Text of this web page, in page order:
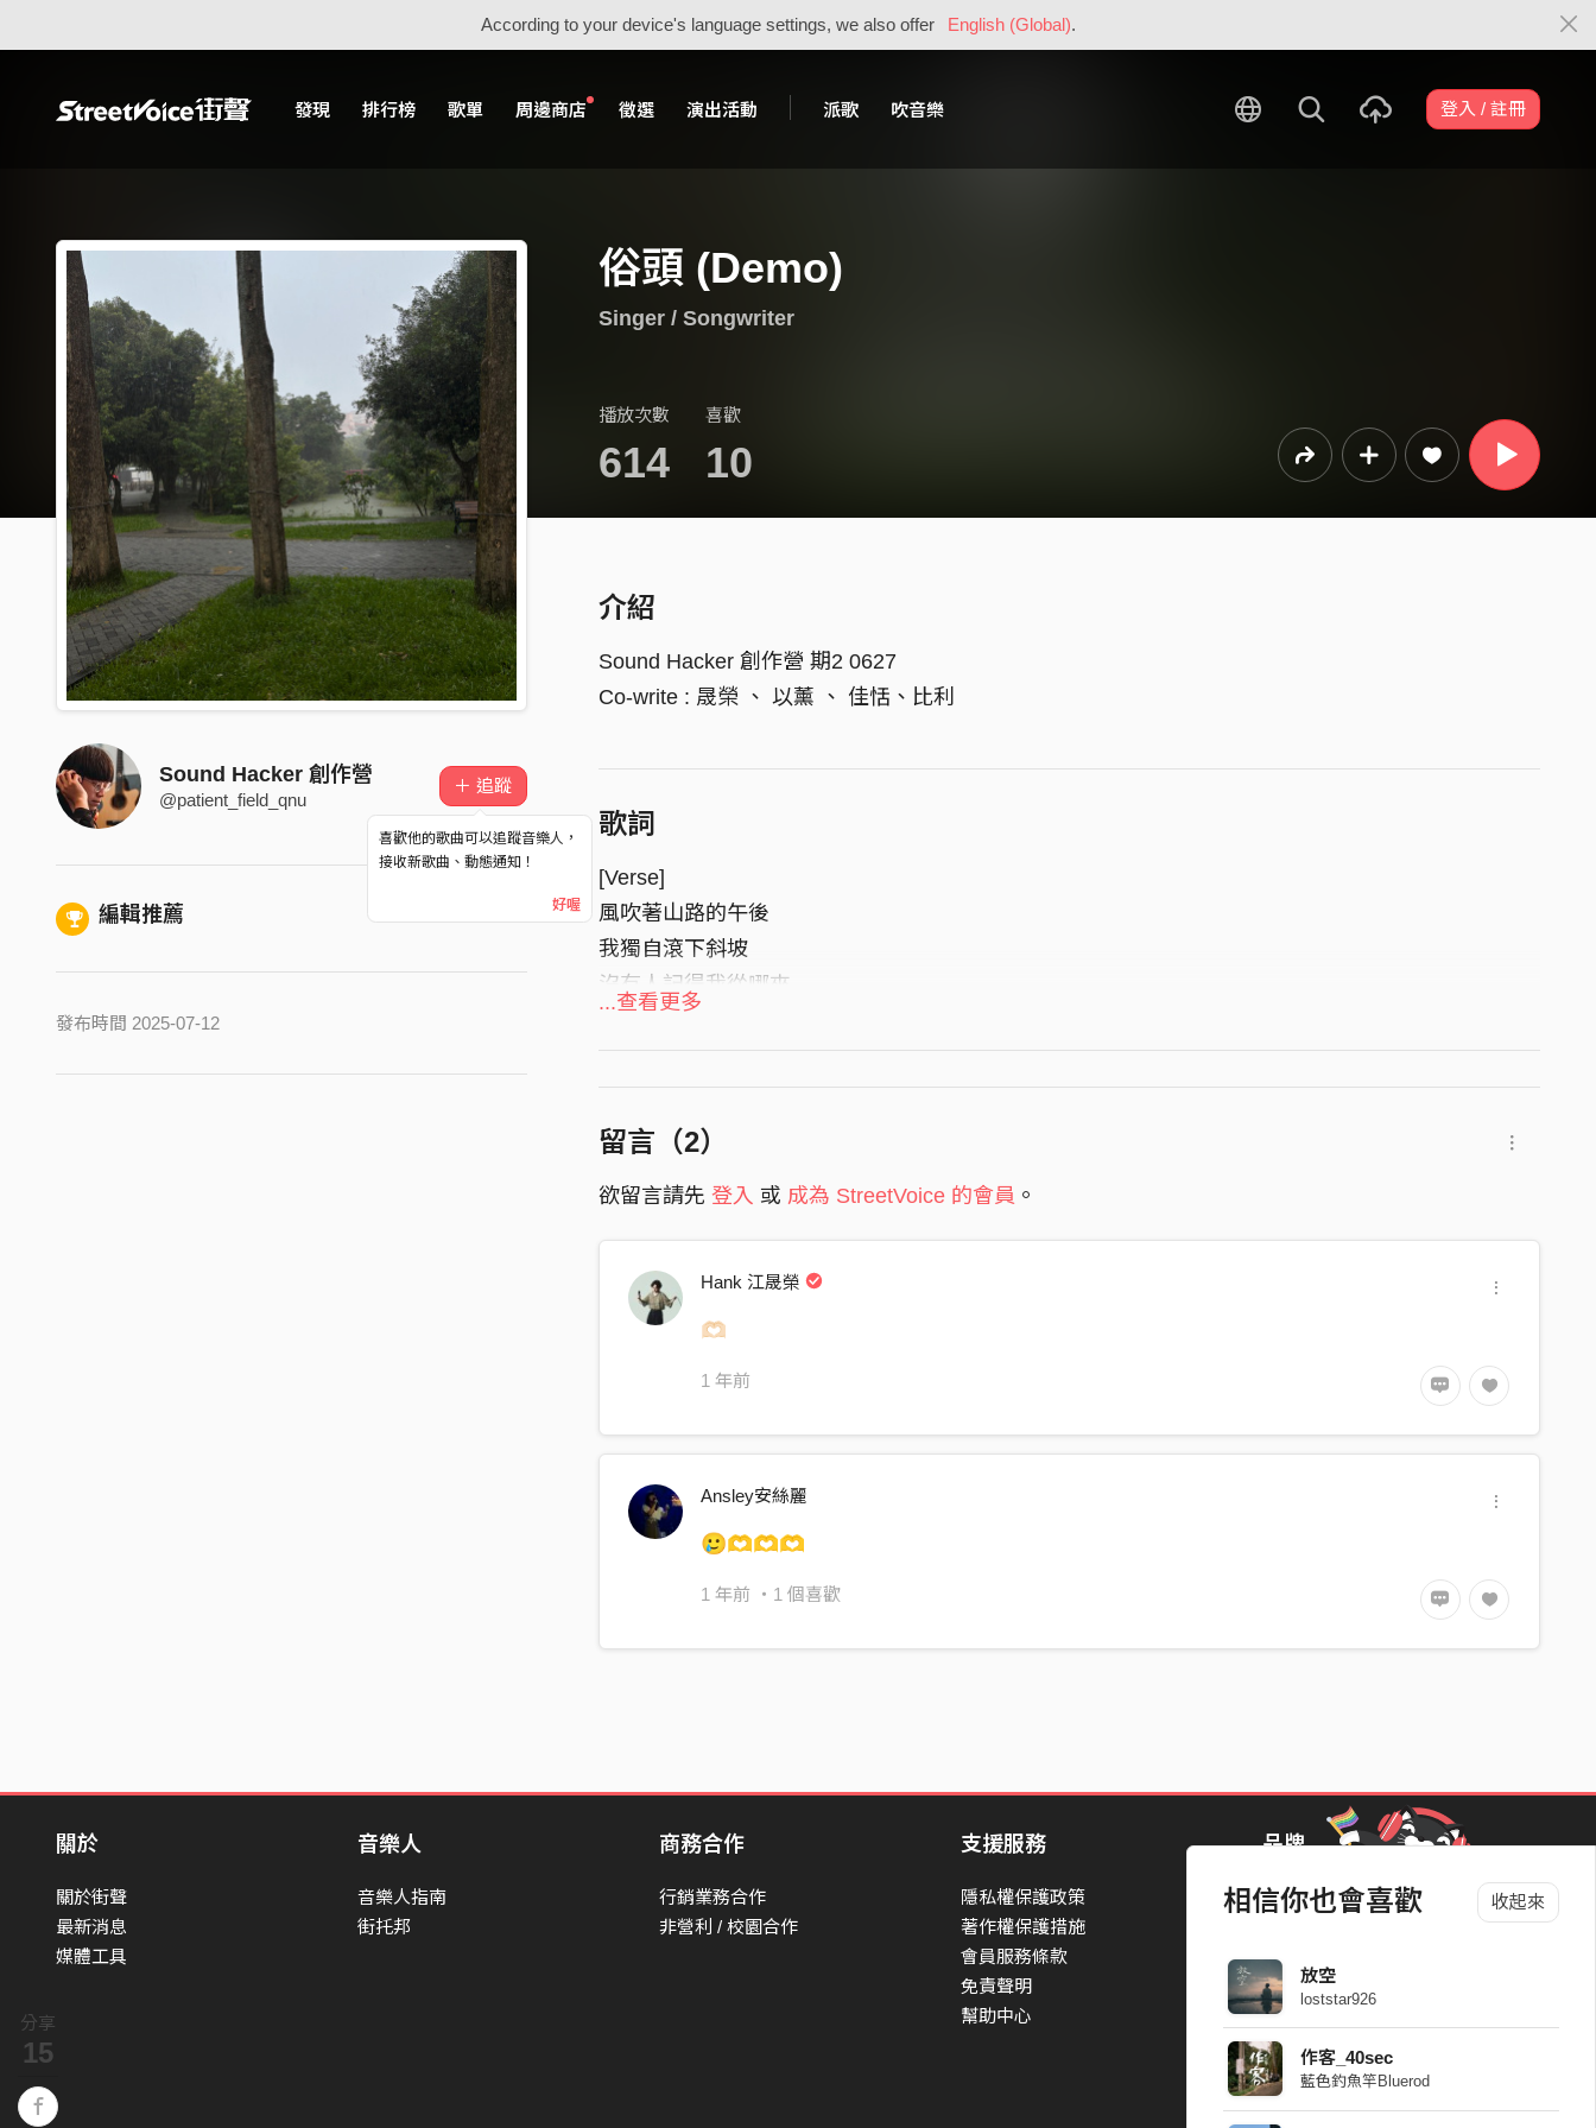
According to your device's language settings, we also offer English (Global).
發現 排行榜 歌單 周邊商店 徵選 演出活動 派歌 吹音樂 登入 / 註冊
分享
15
相信你也會喜歡 收起來
放空
loststar926
作客_40sec
藍色釣魚竿Bluerod
俗頭 (Demo)
Singer / Songwriter
播放次數
614
喜歡
10
Sound Hacker 創作營
@patient_field_qnu
＋ 追蹤
喜歡他的歌曲可以追蹤音樂人，
接收新歌曲、動態通知！
好喔
編輯推薦
發布時間 2025-07-12
介紹
Sound Hacker 創作營 期2 0627
Co-write : 晟榮 、 以薰 、 佳恬、比利
歌詞
[Verse]
風吹著山路的午後
我獨自滾下斜坡
沒有人記得我從哪來
痛不痛 你痛不痛
路過了野草和溪流
沾滿了泥和落寞
摔了一身的裂縫
還被笑說脆弱
撞疼了沉默
時間磨鈍了邊角
只是普通的 卻沒人知曉
心裡埋著翠綠的火
［副］
我從高處滾落
學會保持沉默
又能夠 做什麼
我獨自滾下斜坡
沒有人記得我從哪來
痛不痛 你痛不痛
...查看更多
留言（2）
欲留言請先 登入 或 成為 StreetVoice 的會員 。
Hank 江晟榮
🫶🏻
1 年前
Ansley安絲麗
🥲🫶🫶🫶
1 年前 ・1 個喜歡
關於
關於街聲
最新消息
媒體工具
音樂人
音樂人指南
街托邦
商務合作
行銷業務合作
非營利 / 校園合作
支援服務
隱私權保護政策
著作權保護措施
會員服務條款
免責聲明
幫助中心
品牌
StreetVoice Awards 街聲音樂獎
Blow 吹音樂
Packer 派歌
SimpleLife 簡單生活節
ParkPark Carnival
一起比 YEAH 吧